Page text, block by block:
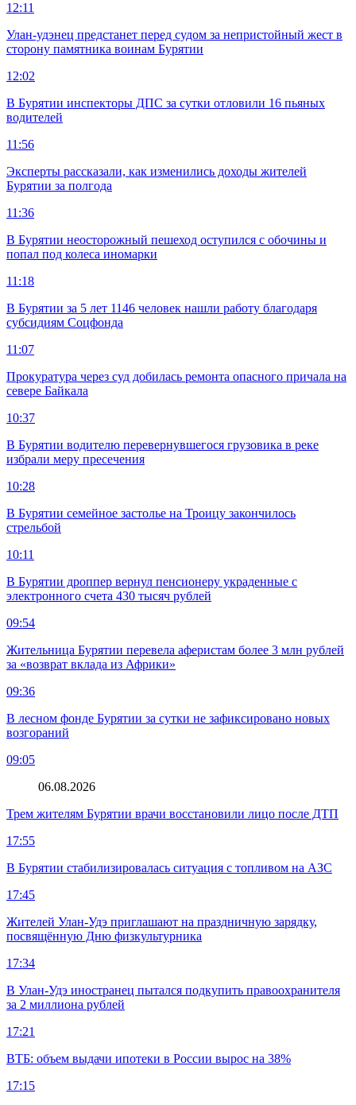
12:11
Улан-удэнец предстанет перед судом за непристойный жест в
сторону памятника воинам Бурятии
12:02
В Бурятии инспекторы ДПС за сутки отловили 16 пьяных
водителей
11:56
Эксперты рассказали, как изменились доходы жителей
Бурятии за полгода
11:36
В Бурятии неосторожный пешеход оступился с обочины и
попал под колеса иномарки
11:18
В Бурятии за 5 лет 1146 человек нашли работу благодаря
субсидиям Соцфонда
11:07
Прокуратура через суд добилась ремонта опасного причала на
севере Байкала
10:37
В Бурятии водителю перевернувшегося грузовика в реке
избрали меру пресечения
10:28
В Бурятии семейное застолье на Троицу закончилось
стрельбой
10:11
В Бурятии дроппер вернул пенсионеру украденные с
электронного счета 430 тысяч рублей
09:54
Жительница Бурятии перевела аферистам более 3 млн рублей
за «возврат вклада из Африки»
09:36
В лесном фонде Бурятии за сутки не зафиксировано новых
возгораний
09:05
06.08.2026
Трем жителям Бурятии врачи восстановили лицо после ДТП
17:55
В Бурятии стабилизировалась ситуация с топливом на АЗС
17:45
Жителей Улан-Удэ приглашают на праздничную зарядку,
посвящённую Дню физкультурника
17:34
В Улан-Удэ иностранец пытался подкупить правоохранителя
за 2 миллиона рублей
17:21
ВТБ: объем выдачи ипотеки в России вырос на 38%
17:15